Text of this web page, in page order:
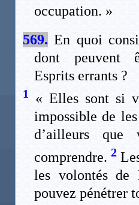
occupation. »
569. En quoi
dont peuvent
Esprits errants ?
1
« Elles sont si
impossible de
d’ailleurs que
comprendre.2
les volontés de
pouvez pénétrer